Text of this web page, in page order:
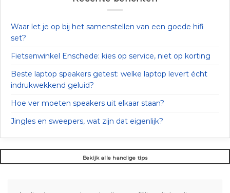
Waar let je op bij het samenstellen van een goede hifi
set?
Fietsenwinkel Enschede: kies op service, niet op korting
Beste laptop speakers getest: welke laptop levert écht
indrukwekkend geluid?
Hoe ver moeten speakers uit elkaar staan?
Jingles en sweepers, wat zijn dat eigenlijk?
Bekijk alle handige tips